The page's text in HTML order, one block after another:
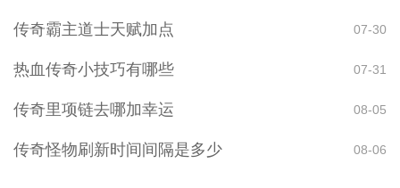
传奇霸主道士天赋加点 07-30
热血传奇小技巧有哪些 07-31
传奇里项链去哪加幸运 08-05
传奇怪物刷新时间间隔是多少 08-06